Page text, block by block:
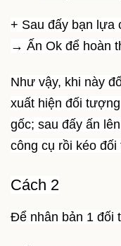
+ Sau đấy bạn lựa
→ Ấn Ok để hoàn
Như vậy, khi này
xuất hiện đối
gốc; sau đấy ấn
công cụ rồi kéo
Cách 2
Để nhân bản 1 đối